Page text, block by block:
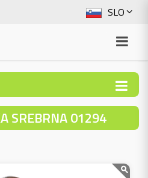
SLO
ENG
ITA
BOS
SREBRNA 01294